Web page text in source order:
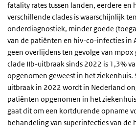
fatality rates tussen landen, eerdere en
verschillende clades is waarschijnlijk
onderdiagnostiek, minder goede
van de patiënten en hiv-co-infecties in
geen overlijdens ten gevolge van mpox
clade IIb-uitbraak sinds 2022 is 1,3%
opgenomen geweest in het ziekenhuis.
uitbraak in 2022 wordt in Nederland
patiënten opgenomen in het
gaat dit om een kortdurende opname
behandeling van superinfecties van de